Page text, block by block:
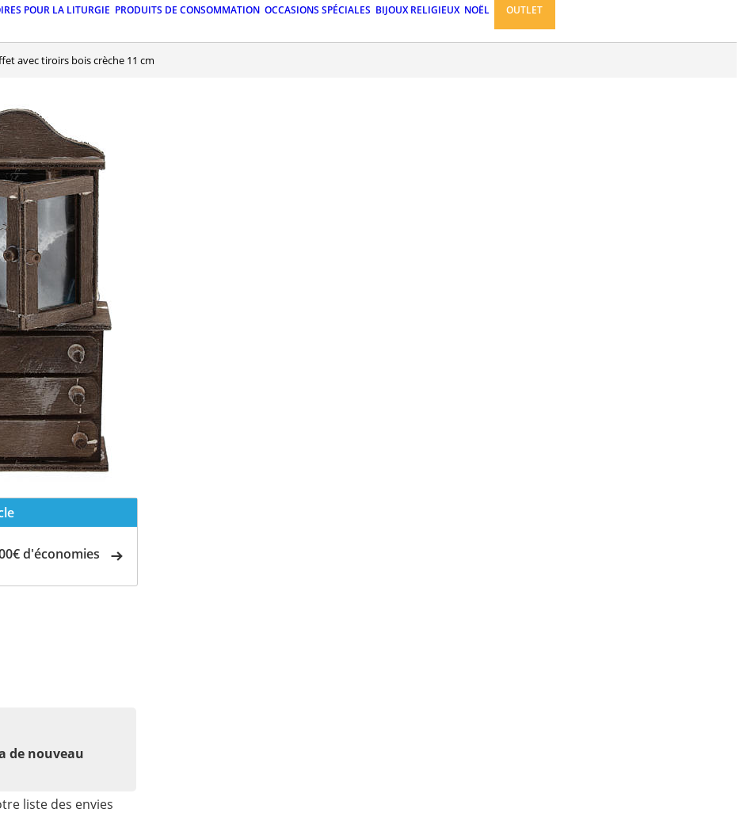
POUR LA LITURGIE PRODUITS DE CONSOMMATION OCCASIONS SPÉCIALES BIJOUX RELIGIEUX NOËL OUTLET
avec tiroirs bois crèche 11 cm
d'économies
de nouveau
liste des envies